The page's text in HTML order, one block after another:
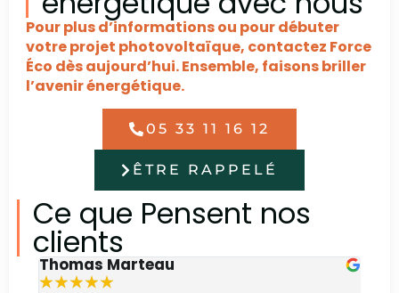
Pour plus d’informations ou pour débuter
votre projet photovoltaïque, contactez Force
Éco dès aujourd’hui. Ensemble, faisons briller
l’avenir énergétique.
05 33 11 16 12
ÊTRE RAPPELÉ
Ce que Pensent nos
clients
Thomas Marteau
★★★★★